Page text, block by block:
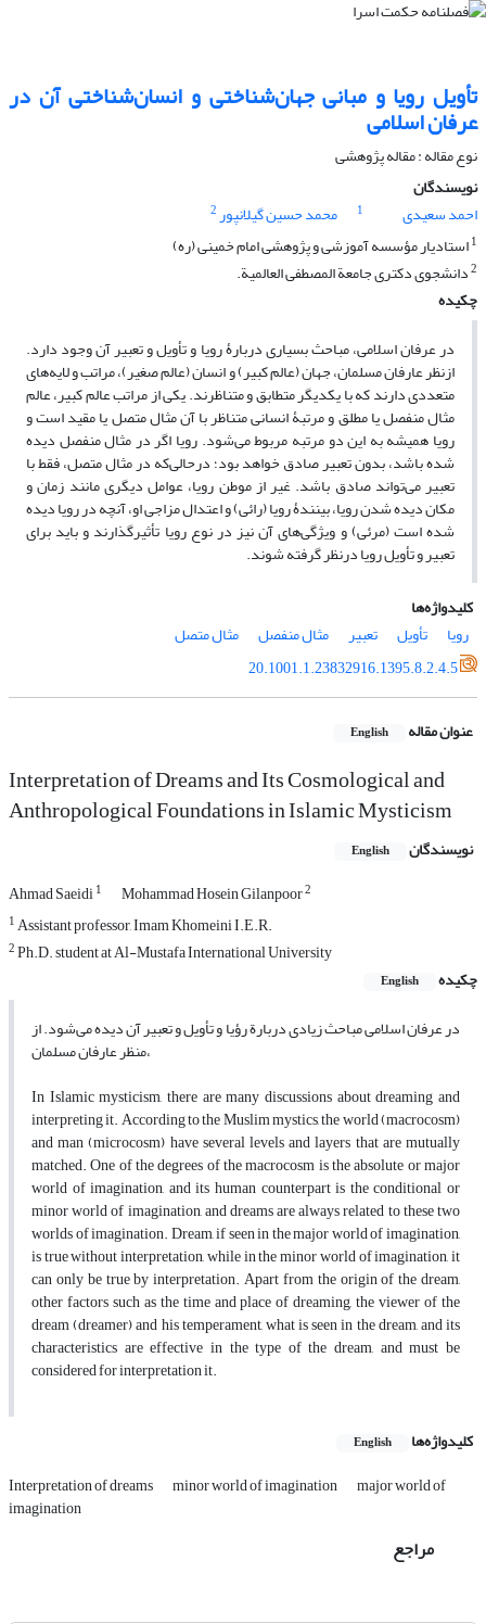
تأویل رویا و مبانی جهان‌شناختی و انسان‌شناختی آن در
عرفان اسلامی
نوع مقاله : مقاله پژوهشی
نویسندگان
احمد سعیدی
1 محمد حسین گیلانپور2
1استادیار مؤسسه آموزشی و پژوهشی امام خمینی (ره)
2دانشجوی دکتری جامعة المصطفی العالمیة.
چکیده
در عرفان اسلامی، مباحث بسیاری دربارۀ رویا و تأویل و تعبیر آن وجود دارد.
ازنظر عارفان مسلمان، جهان (عالم کبیر) و انسان (عالم صغیر)، مراتب و لایه‌های
متعددی دارند که با یکدیگر متطابق و متناظرند. یکی از مراتب عالم کبیر، عالم
مثال منفصل یا مطلق و مرتبۀ انسانی متناظر با آن مثال متصل یا مقید است و
رویا همیشه به این دو مرتبه مربوط می‌شود. رویا اگر در مثال منفصل دیده
شده باشد، بدون تعبیر صادق خواهد بود؛ درحالی‌که در مثال متصل، فقط با
تعبیر می‌تواند صادق باشد. غیر از موطن رویا، عوامل دیگری مانند زمان و
مکان دیده شدن رویا، بینندۀ رویا (رائی) و اعتدال مزاجی او، آنچه در رویا دیده
شده است (مرئی) و ویژگی‌های آن نیز در نوع رویا تأثیرگذارند و باید برای
تعبیر و تأویل رویا درنظر گرفته شوند.
کلیدواژه‌ها
رویا
تأویل تعبیر مثال منفصل
مثال متصل
20.1001.1.23832916.1395.8.2.4.5
عنوان مقاله English
Interpretation of Dreams and Its Cosmological and
Anthropological Foundations in Islamic Mysticism
نویسندگان English
Ahmad Saeidi1 Mohammad Hosein Gilanpoor2
1Assistant professor, Imam Khomeini I.E.R.
2Ph.D. student at Al-Mustafa International University
چکیده
English
در عرفان اسلامی مباحث زیادی دربارة رؤیا و تأویل و تعبیر آن دیده می‌شود. از
منظر عارفان مسلمان،
In Islamic mysticism, there are many discussions about dreaming and
interpreting it. According to the Muslim mystics, the world (macrocosm)
and man (microcosm) have several levels and layers that are mutually
matched. One of the degrees of the macrocosm is the absolute or major
world of imagination, and its human counterpart is the conditional or
minor world of imagination, and dreams are always related to these two
worlds of imagination. Dream, if seen in the major world of imagination,
is true without interpretation, while in the minor world of imagination, it
can only be true by interpretation. Apart from the origin of the dream,
other factors such as the time and place of dreaming, the viewer of the
dream (dreamer) and his temperament, what is seen in the dream, and its
characteristics are effective in the type of the dream, and must be
considered for interpretation it.
کلیدواژه‌ها English
Interpretation of dreams minor world of imagination major world of
imagination
مراجع